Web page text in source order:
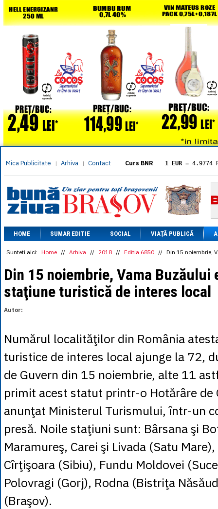
Mica Publicitate | Arhiva | Contact Curs BNR 1 EUR = 4.9774
= 5.8304
1 XAU= 464.4611
1 AED= 1.1933
1 AUD= 2.7957
1 BGN= 2.5449
1 CAD= 3.1559
1 CHF= 5.2813
1 CNY= 0.6015
1 DKK= 0.6668
1 EGP= 0.0860
= 1.2223
1 INR
= 0.0513
1 NOK= 0.4191
1 PLN= 1.1646
= 0.0425
1 RUB = 0.0530
1 TRY= 0.1141
1 XDR= 5.9383
1 ZAR= 0.2318
HOME SUMAR EDITIE SOCIAL VIAȚĂ PUBLICĂ
Sunteti aici: Home // Arhiva // 2018 // Editia 6850 // Din 15 noiembrie,
Din 15 noiembrie, Vama
staţiune turistică de interes local
Autor:
Numărul localităţilor din România
turistice de interes local ajunge la 72,
de Guvern din 15 noiembrie, alte 11
primit acest statut printr-o Hotărâre de
anunţat Ministerul Turismului, într-un
presă. Noile staţiuni sunt: Bârsana şi
Maramureş, Carei şi Livada (Satu
Cîrţişoara (Sibiu), Fundu Moldovei
Polovragi (Gorj), Rodna (Bistriţa
(Braşov).